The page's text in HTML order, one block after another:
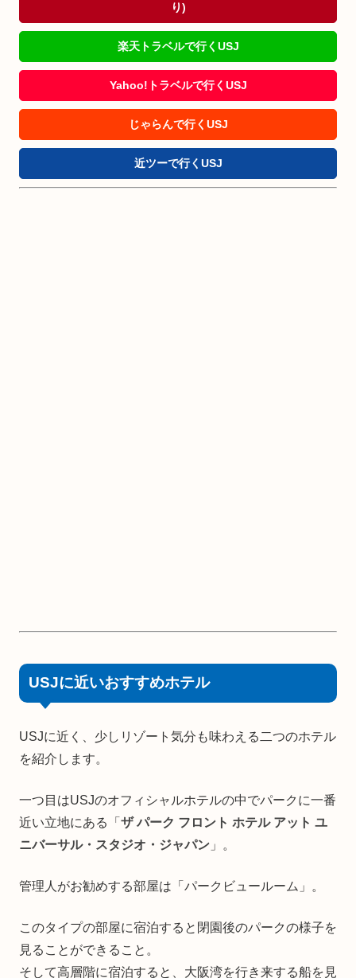
り)
楽天トラベルで行くUSJ
Yahoo!トラベルで行くUSJ
じゃらんで行くUSJ
近ツーで行くUSJ
USJに近いおすすめホテル
USJに近く、少しリゾート気分も味わえる二つのホテル
を紹介します。
一つ目はUSJのオフィシャルホテルの中でパークに一番
近い立地にある「 ザ パーク フロント ホテル アット ユ
ニバーサル・スタジオ・ジャパン 」。
管理人がお勧めする部屋は「パークビュールーム」。
このタイプの部屋に宿泊すると閉園後のパークの様子を
見ることができること。
そして高層階に宿泊すると、大阪湾を行き来する船を見